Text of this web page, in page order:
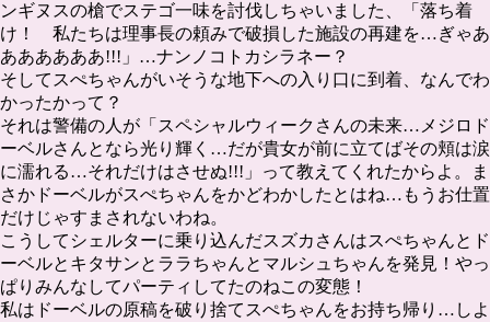
ンギヌスの槍でステゴ一味を討伐しちゃいました、「落ち着
け！ 私たちは理事長の頼みで破損した施設の再建を…ぎゃあ
ああああああ!!!」…ナンノコトカシラネー？
そしてスぺちゃんがいそうな地下への入り口に到着、なんでわ
かったかって？
それは警備の人が「スペシャルウィークさんの未来…メジロド
ーベルさんとなら光り輝く…だが貴女が前に立てばその頬は涙
に濡れる…それだけはさせぬ!!!」って教えてくれたからよ。ま
さかドーベルがスぺちゃんをかどわかしたとはね…もうお仕置
だけじゃすまされないわね。
こうしてシェルターに乗り込んだスズカさんはスぺちゃんとド
ーベルとキタサンとララちゃんとマルシュちゃんを発見！やっ
ぱりみんなしてパーティしてたのねこの変態！
私はドーベルの原稿を破り捨てスぺちゃんをお持ち帰り…しよ